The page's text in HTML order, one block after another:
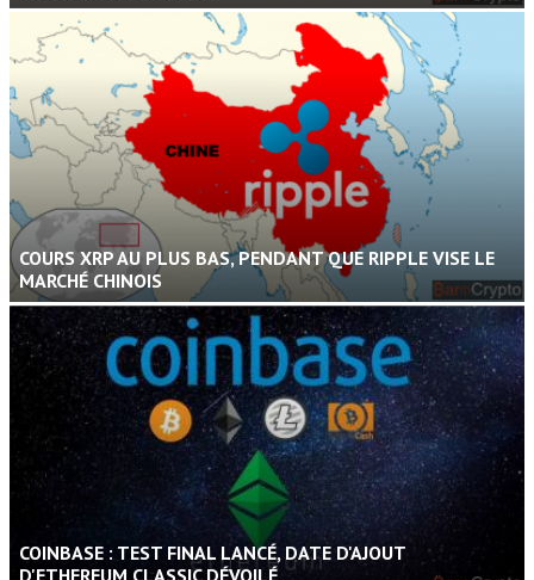
COURS XRP AU PLUS BAS, PENDANT QUE RIPPLE VISE LE
MARCHÉ CHINOIS
COINBASE : TEST FINAL LANCÉ, DATE D'AJOUT
D'ETHEREUM CLASSIC DÉVOILÉ